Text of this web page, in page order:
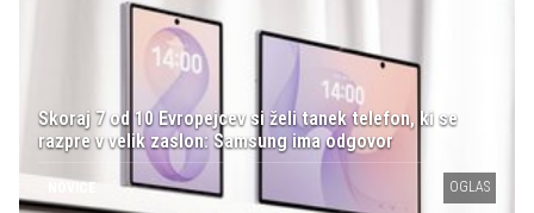
Skoraj 7 od 10 Evropejcev si želi tanek telefon, ki se
razpre v velik zaslon: Samsung ima odgovor
NOVICE OGLAS